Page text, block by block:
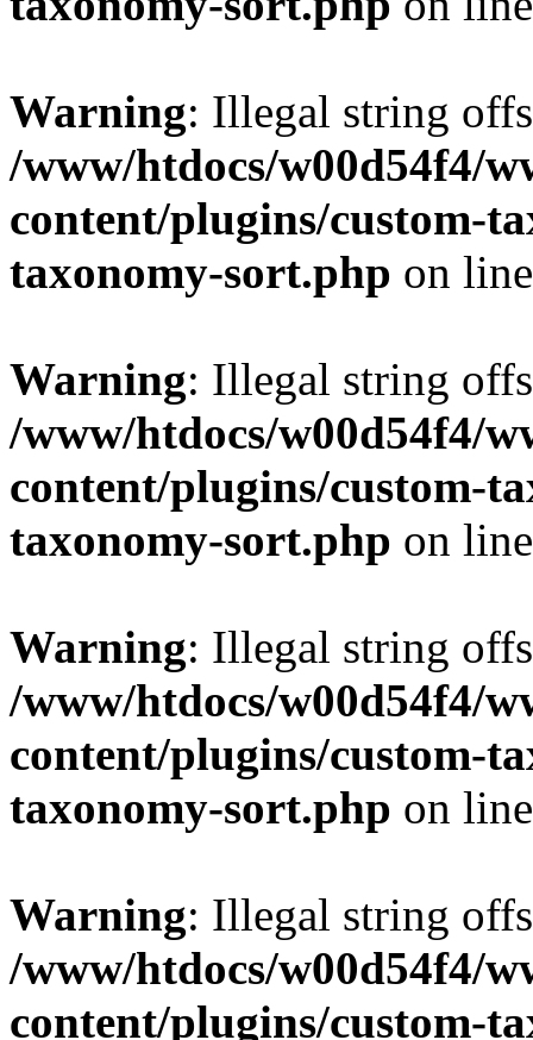
Warning: Illegal string
/www/htdocs/w00d54f4/
content/plugins/custom-
taxonomy-sort.php on
Warning: Illegal string
/www/htdocs/w00d54f4/
content/plugins/custom-
taxonomy-sort.php on
Warning: Illegal string
/www/htdocs/w00d54f4/
content/plugins/custom-
taxonomy-sort.php on
Warning: Illegal string
/www/htdocs/w00d54f4/
content/plugins/custom-